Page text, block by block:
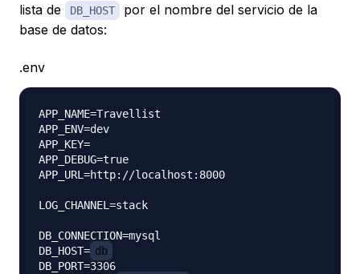
lista de
DB_HOST
por el nombre del servicio de la
base de datos:
.env
APP_NAME=Travellist
APP_ENV=dev
APP_KEY=
APP_DEBUG=true
APP_URL=http://localhost:8000
LOG_CHANNEL=stack
DB_CONNECTION=mysql
DB_HOST= db
DB_PORT=3306